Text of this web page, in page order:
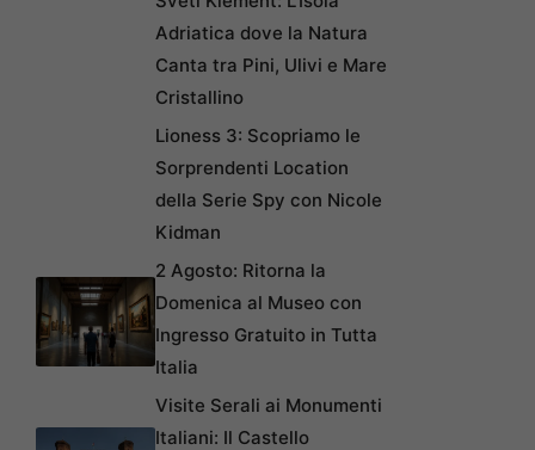
Adriatica dove la Natura
Canta tra Pini, Ulivi e Mare
Cristallino
Lioness 3: Scopriamo le
Sorprendenti Location
della Serie Spy con Nicole
Kidman
2 Agosto: Ritorna la
Domenica al Museo con
Ingresso Gratuito in Tutta
Italia
Visite Serali ai Monumenti
Italiani: Il Castello